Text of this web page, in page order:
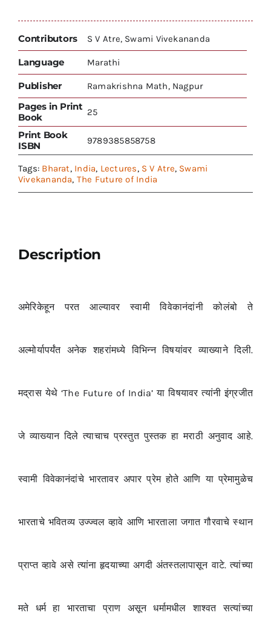
Contributors S V Atre, Swami Vivekananda
Language Marathi
Publisher Ramakrishna Math, Nagpur
Pages in Print
Book
25
Print Book
ISBN
9789385858758
Tags: Bharat, India, Lectures, S V Atre, Swami
Vivekananda, The Future of India
Description
अमेरिकेहून परत आल्यावर स्वामी विवेकानंदांनी कोलंबो ते
अल्मोर्यापर्यंत अनेक शहरांमध्ये विभिन्न विषयांवर व्याख्याने दिली.
मद्रास येथे ‘The Future of India’ या विषयावर त्यांनी इंग्रजीत
जे व्याख्यान दिले त्याचाच प्रस्तुत पुस्तक हा मराठी अनुवाद आहे.
स्वामी विवेकानंदांचे भारतावर अपार प्रेम होते आणि या प्रेमामुळेच
भारताचे भवितव्य उज्ज्वल व्हावे आणि भारताला जगात गौरवाचे स्थान
प्राप्त व्हावे असे त्यांना हृदयाच्या अगदी अंतस्तलापासून वाटे. त्यांच्या
मते धर्म हा भारताचा प्राण असून धर्मामधील शाश्वत सत्यांच्या